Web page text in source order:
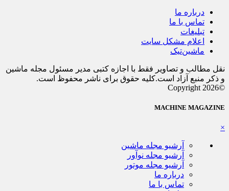
درباره ما
تماس با ما
تبلیغات
اعلام مشکل سایت
ماشین‌تیک
نقل مطالب و تصاویر فقط با اجازه کتبی مدیر مسئول مجله ماشین
و ذکر منبع آزاد است.کلیه حقوق برای ناشر محفوظ است.
©Copyright 2026
MACHINE MAGAZINE
×
آرشیو مجله ماشین
آرشیو مجله نوآور
آرشیو مجله موتور
درباره ما
تماس با ما